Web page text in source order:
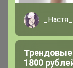
см, P.L. - Davinci
_Настя_
Трендовые
1800